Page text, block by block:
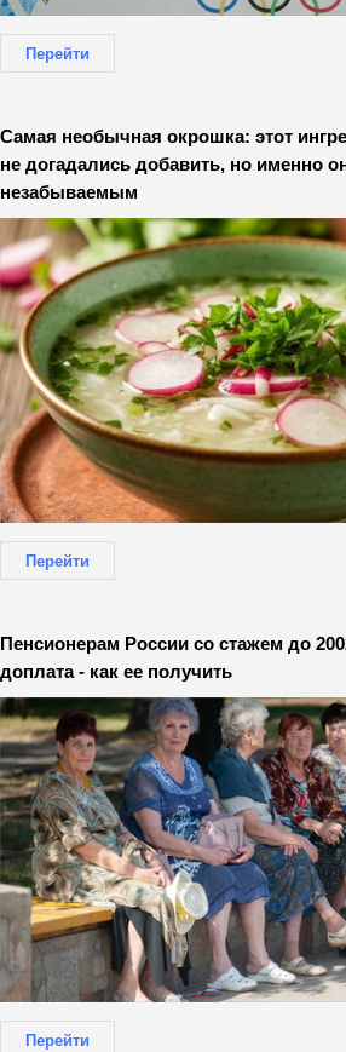
Перейти
Самая необычная окрошка: этот
не догадались добавить, но именно
незабываемым
Перейти
Пенсионерам России со стажем до
доплата - как ее получить
Перейти